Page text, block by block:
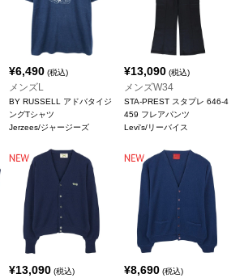
¥6,490(税込)
メンズL
BY RUSSELL アドバタイジ
ングTシャツ
Jerzees/ジャージーズ
¥13,090 (税込)
メンズW34
STA-PREST スタプレ 646-4
459 フレアパンツ
Levi's/リーバイス
¥13,090(税込) ¥8,690 (税込)